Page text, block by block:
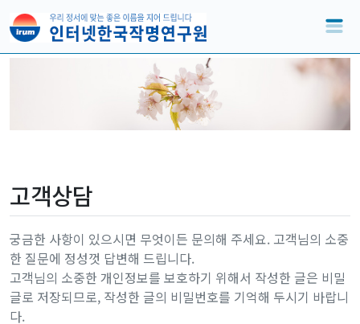
고객상담
궁금한 사항이 있으시면 무엇이든 문의해 주세요. 고객님의 소중
한 질문에 정성껏 답변해 드립니다.
고객님의 소중한 개인정보를 보호하기 위해서 작성한 글은 비밀
글로 저장되므로, 작성한 글의 비밀번호를 기억해 두시기 바랍니
다.